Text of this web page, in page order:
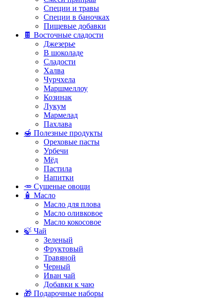
Специи и травы
Специи в баночках
Пищевые добавки
🍫 Восточные сладости
Джезерье
В шоколаде
Сладости
Халва
Чурчхела
Маршмеллоу
Козинак
Лукум
Мармелад
Пахлава
🍯 Полезные продукты
Ореховые пасты
Урбечи
Мёд
Пастила
Напитки
🥕 Сушеные овощи
🧴 Масло
Масло для плова
Масло оливковое
Масло кокосовое
🍃 Чай
Зеленый
Фруктовый
Травяной
Черный
Иван чай
Добавки к чаю
🎁 Подарочные наборы